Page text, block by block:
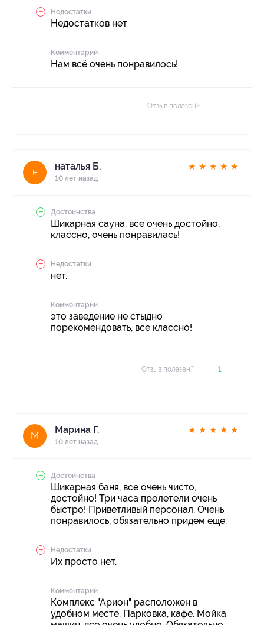
Недостатки
Недостатков нет
Комментарий
Нам всё очень понравилось!
Отзыв полезен?
н
наталья Б.
10 лет назад
★ ★ ★ ★ ★
Достоинства
Шикарная сауна, все очень достойно,
классно, очень понравилась!
Недостатки
нет.
Комментарий
это заведение не стыдно
порекомендовать, все классно!
Отзыв полезен? 1
М
Марина Г.
10 лет назад
★ ★ ★ ★ ★
Достоинства
Шикарная баня, все очень чисто,
достойно! Три часа пролетели очень
быстро! Приветливый персонал, Очень
понравилось, обязательно придем еще.
Недостатки
Их просто нет.
Комментарий
Комплекс "Арион" расположен в
удобном месте. Парковка, кафе. Мойка